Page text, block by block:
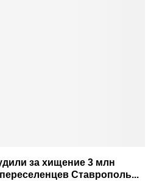
за хищение 3 млн
Ставрополь...